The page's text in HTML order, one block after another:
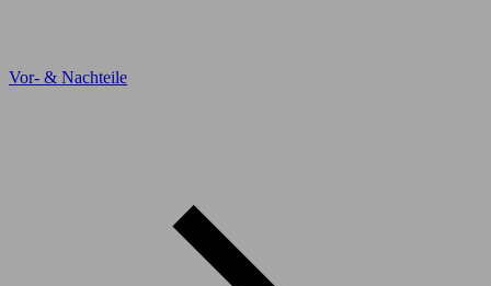
Vor- & Nachteile